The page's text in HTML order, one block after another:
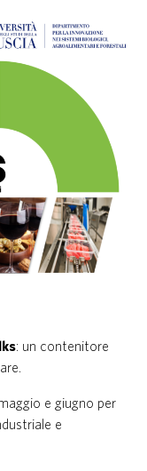
: un contenitore
e giugno per
e